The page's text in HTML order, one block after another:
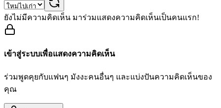
ยังไม่มีความคิดเห็น มาร่วมแสดงความคิดเห็นเป็นคนแรก!
เข้าสู่ระบบเพื่อแสดงความคิดเห็น
ร่วมพูดคุยกับแฟนๆ มังงะคนอื่นๆ และแบ่งปันความคิดเห็นของ
คุณ